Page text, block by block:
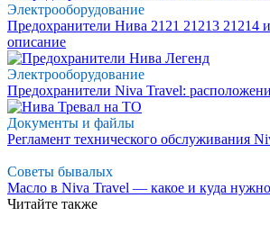
Электрооборудование
Предохранители Нива 2121 21213 21214
описание
Электрооборудование
Предохранители Niva Travel:
Документы и файлы
Регламент технического обслуживания
Советы бывалых
Масло в Niva Travel — какое и куда нужно
Читайте также